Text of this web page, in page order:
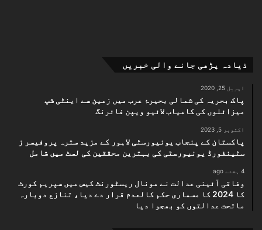
ذیادہ پڑھی جانے والی خبریں
اپریل 25, 2020
پاک بحریہ کی شمالی بحیرۂ عرب میں زمین سے اینٹی شپ
میزائلوں کی کامیاب لائیو ویپن فائرنگ
اکتوبر 5, 2023
پاکستان کے پنجاب یونیورسٹی لاہور کے مزید سترہ پروفیسر ز
سٹینفورڈ یونیورسٹی کی بہترین محققین کی لسٹ میں شامل
4 ہفتے ago
وفاقی آئینی عدالت نے مونال ریسٹورنٹ کیس میں سپریم کورٹ
کا 2024 کا مسماری حکم کالعدم قرار دے دیا، تنازع دوبارہ
ماتحت عدالتوں کو بھجوا دیا